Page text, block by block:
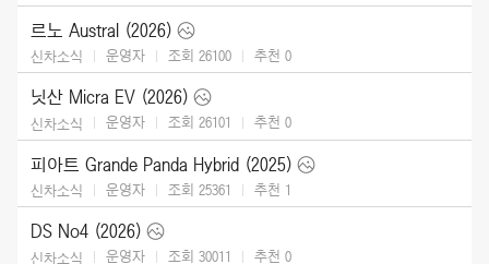
르노 Austral (2026)
신차소식 운영자 조회 26100 추천 0
닛산 Micra EV (2026)
신차소식 운영자 조회 26101 추천 0
피아트 Grande Panda Hybrid (2025)
신차소식 운영자 조회 25361 추천 1
DS No4 (2026)
신차소식 운영자 조회 30011 추천 0